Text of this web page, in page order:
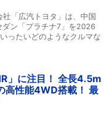
社「広汽トヨタ」は、中国
ン「プラチナ7」を2026
ったいどのようなクルマな
」に注目！ 全長4.5m
高性能4WD搭載！ 最